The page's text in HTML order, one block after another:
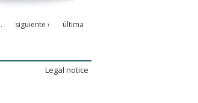
siguiente ›
última
Legal notice